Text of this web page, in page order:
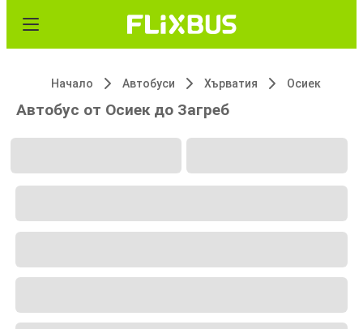
Начало Автобуси Хърватия Осиек
Автобус от Осиек до Загреб